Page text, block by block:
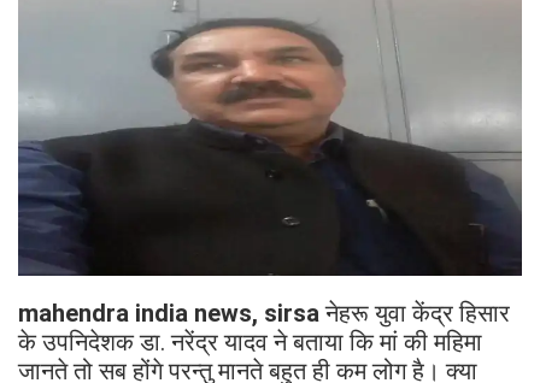
mahendra india news, sirsaनेहरू युवा केंद्र हिसार
के उपनिदेशक डा. नरेंद्र यादव ने बताया कि मां की महिमा
जानते तो सब होंगे परन्तु मानते बहुत ही कम लोग है। क्या